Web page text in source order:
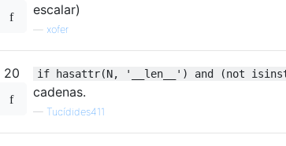
escalar)
xofer
20 if hasattr(N, '__len__') and (not
cadenas.
— Tucídides411